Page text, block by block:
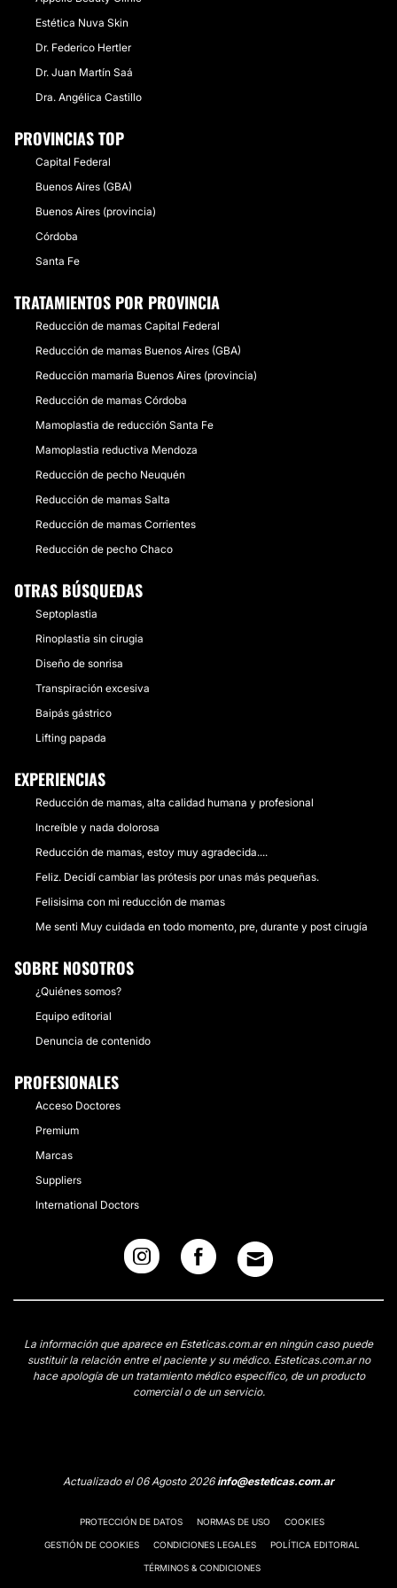
Estética Nuva Skin
Dr. Federico Hertler
Dr. Juan Martín Saá
Dra. Angélica Castillo
PROVINCIAS TOP
Capital Federal
Buenos Aires (GBA)
Buenos Aires (provincia)
Córdoba
Santa Fe
TRATAMIENTOS POR PROVINCIA
Reducción de mamas Capital Federal
Reducción de mamas Buenos Aires (GBA)
Reducción mamaria Buenos Aires (provincia)
Reducción de mamas Córdoba
Mamoplastia de reducción Santa Fe
Mamoplastia reductiva Mendoza
Reducción de pecho Neuquén
Reducción de mamas Salta
Reducción de mamas Corrientes
Reducción de pecho Chaco
OTRAS BÚSQUEDAS
Septoplastia
Rinoplastia sin cirugia
Diseño de sonrisa
Transpiración excesiva
Baipás gástrico
Lifting papada
EXPERIENCIAS
Reducción de mamas, alta calidad humana y profesional
Increíble y nada dolorosa
Reducción de mamas, estoy muy agradecida....
Feliz. Decidí cambiar las prótesis por unas más pequeñas.
Felisisima con mi reducción de mamas
Me senti Muy cuidada en todo momento, pre, durante y post cirugía
SOBRE NOSOTROS
¿Quiénes somos?
Equipo editorial
Denuncia de contenido
PROFESIONALES
Acceso Doctores
Premium
Marcas
Suppliers
International Doctors
La información que aparece en Esteticas.com.ar en ningún caso puede
sustituir la relación entre el paciente y su médico. Esteticas.com.ar no
hace apología de un tratamiento médico específico, de un producto
comercial o de un servicio.
Actualizado el 06 Agosto 2026info@esteticas.com.ar
PROTECCIÓN DE DATOS NORMAS DE USO COOKIES
GESTIÓN DE COOKIES CONDICIONES LEGALES POLÍTICA EDITORIAL
TÉRMINOS & CONDICIONES